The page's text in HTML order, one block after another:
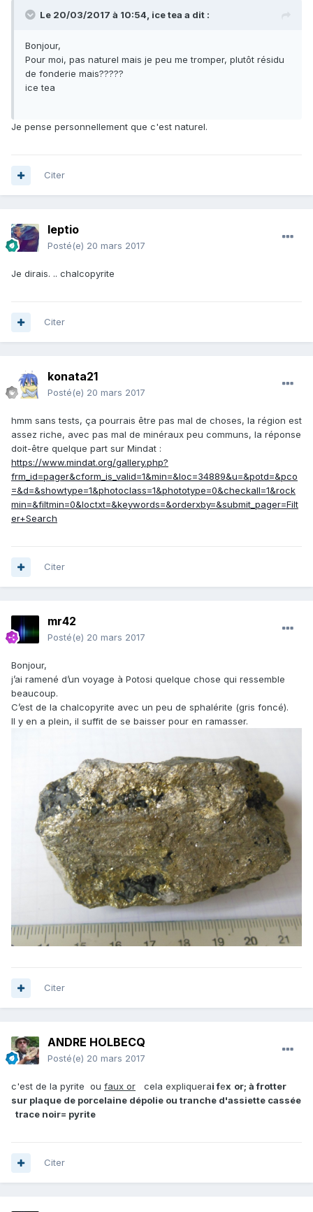
Le 20/03/2017 à 10:54, ice tea a dit :
Bonjour,
Pour moi, pas naturel mais je peu me tromper, plutôt résidu
de fonderie mais?????
ice tea
Je pense personnellement que c'est naturel.
Citer
leptio
Posté(e) 20 mars 2017
Je dirais. .. chalcopyrite
Citer
konata21
Posté(e) 20 mars 2017
hmm sans tests, ça pourrais être pas mal de choses, la région est
assez riche, avec pas mal de minéraux peu communs, la réponse
doit-être quelque part sur Mindat :
https://www.mindat.org/gallery.php?
frm_id=pager&cform_is_valid=1&min=&loc=34889&u=&potd=&pco
=&d=&showtype=1&photoclass=1&phototype=0&checkall=1&rock
min=&filtmin=0&loctxt=&keywords=&orderxby=&submit_pager=Filt
er+Search
Citer
mr42
Posté(e) 20 mars 2017
Bonjour,
j’ai ramené d’un voyage à Potosi quelque chose qui ressemble
beaucoup.
C’est de la chalcopyrite avec un peu de sphalérite (gris foncé).
Il y en a plein, il suffit de se baisser pour en ramasser.
Citer
ANDRE HOLBECQ
Posté(e) 20 mars 2017
c'est de la pyrite ou faux or cela expliquerai fex or; à frotter
sur plaque de porcelaine dépolie ou tranche d'assiette cassée
trace noir= pyrite
Citer